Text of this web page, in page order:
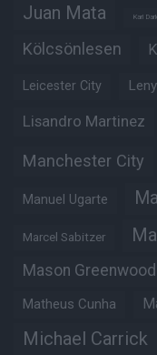
Juan Mata Karl
Kölcsönlesen
Leicester City
Lisandro Martinez
Manchester City
Manuel Ugarte
Marcel Sabitzer
Mason Greenwood
Matheus Cunha
Michael Carrick